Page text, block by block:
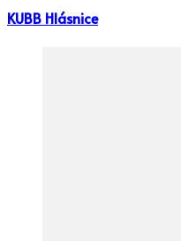
KUBB Hlásnice